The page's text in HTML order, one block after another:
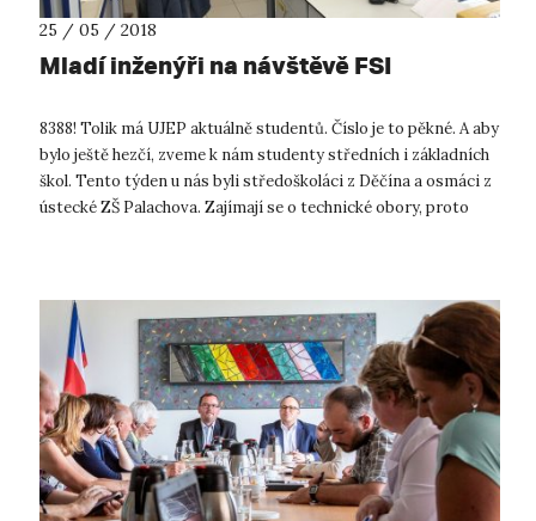
25 / 05 / 2018
Mladí inženýři na návštěvě FSI
8388! Tolik má UJEP aktuálně studentů. Číslo je to pěkné. A aby
bylo ještě hezčí, zveme k nám studenty středních i základních
škol. Tento týden u nás byli středoškoláci z Děčína a osmáci z
ústecké ZŠ Palachova. Zajímají se o technické obory, proto